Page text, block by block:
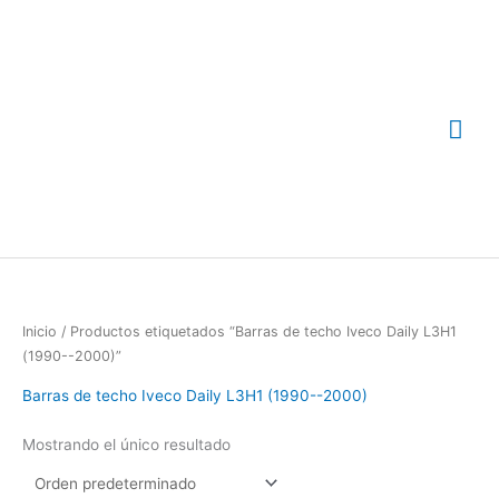
Inicio / Productos etiquetados “Barras de techo Iveco Daily L3H1
(1990--2000)”
Barras de techo Iveco Daily L3H1 (1990--2000)
Mostrando el único resultado